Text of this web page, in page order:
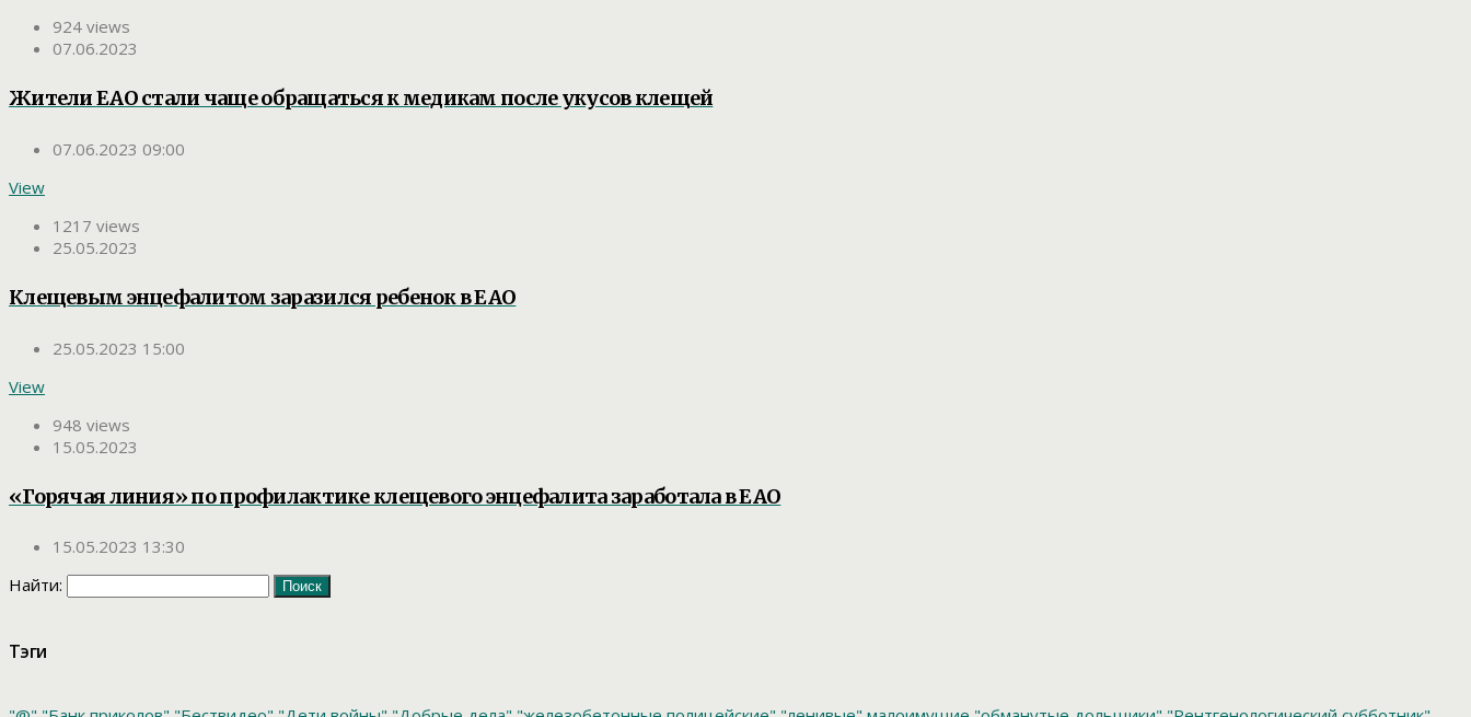
924 views
07.06.2023
Жители ЕАО стали чаще обращаться к медикам после укусов клещей
07.06.2023 09:00
View
1217 views
25.05.2023
Клещевым энцефалитом заразился ребенок в ЕАО
25.05.2023 15:00
View
948 views
15.05.2023
«Горячая линия» по профилактике клещевого энцефалита заработала в ЕАО
15.05.2023 13:30
Найти:
Тэги